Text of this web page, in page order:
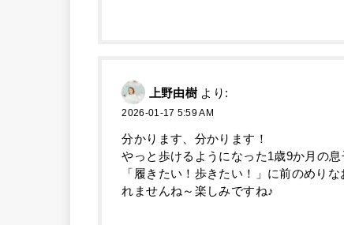
上野由樹 より:
2026-01-17 5:59 AM
分かります、分かります！
やっと歩けるようになった1歳9か月の
「履きたい！歩きたい！」に前のめり
れませんね～楽しみですね♪